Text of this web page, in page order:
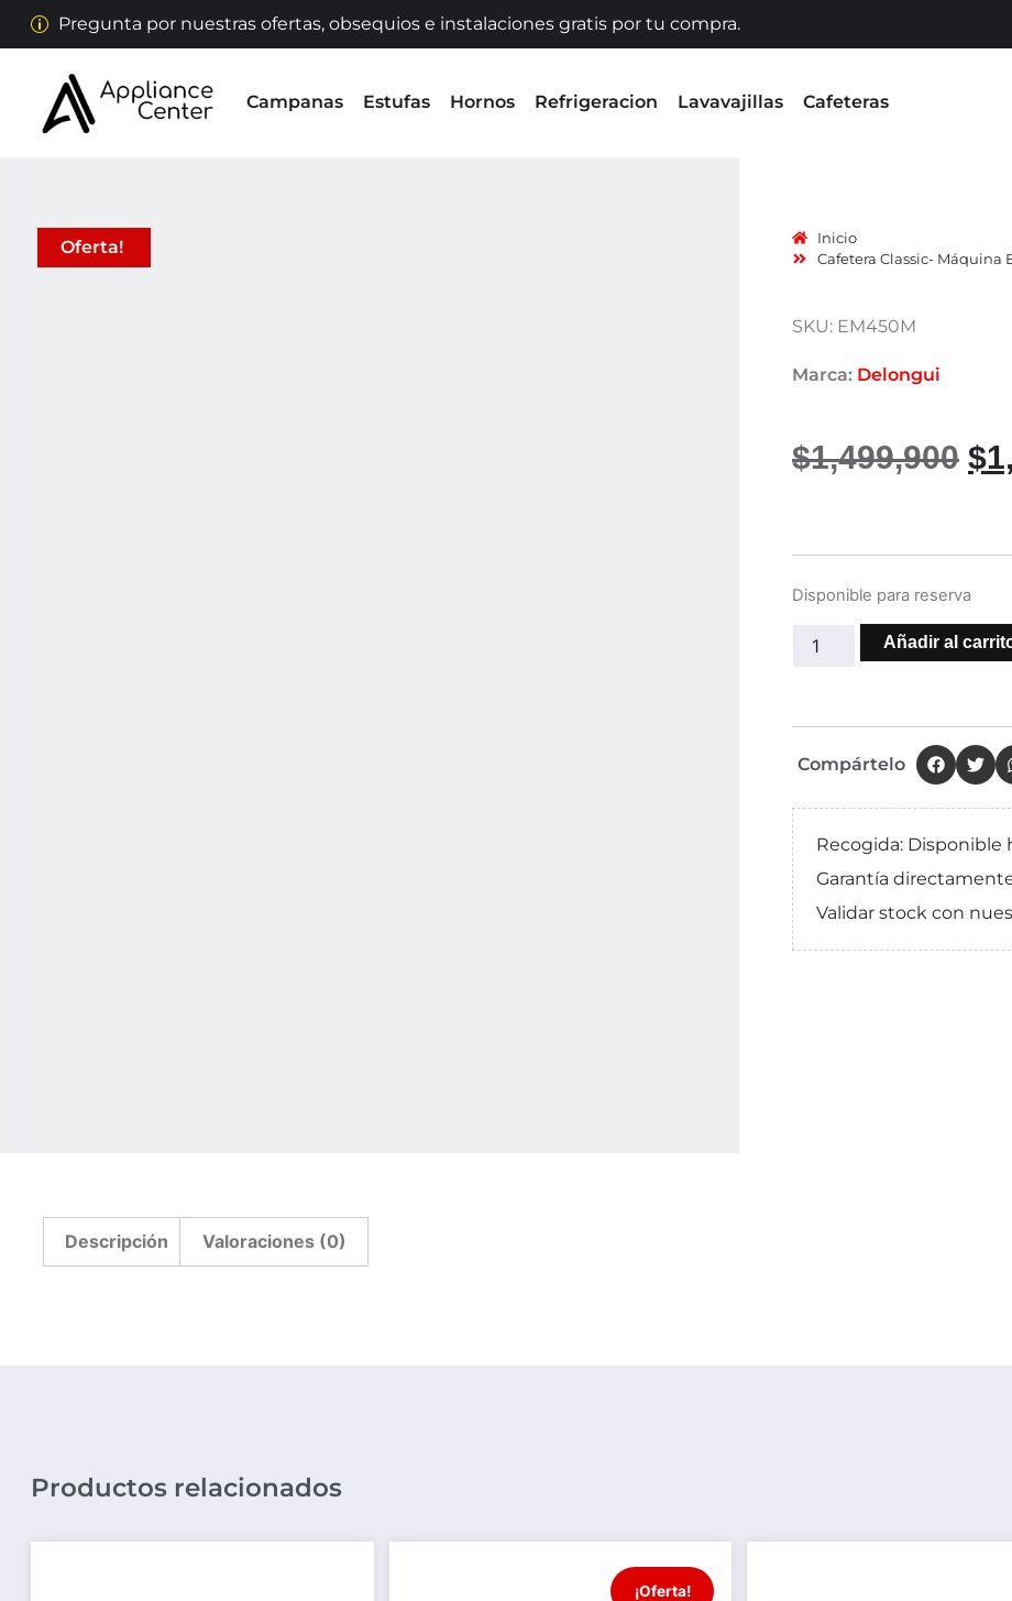
Pregunta por nuestras ofertas, obsequios e instalaciones gratis por tu compra.
Campanas Estufas Hornos Refrigeracion Lavavajillas Cafeteras
Oferta!
Inicio
Cafetera Classic- Máquina
SKU: EM450M
Marca: Delongui
$1,499,900 $
Disponible para reserva
Añadir al
Compártelo
Recogida: Disponible
Garantía
Validar stock con
Descripción Valoraciones (0)
Productos relacionados
¡Oferta!